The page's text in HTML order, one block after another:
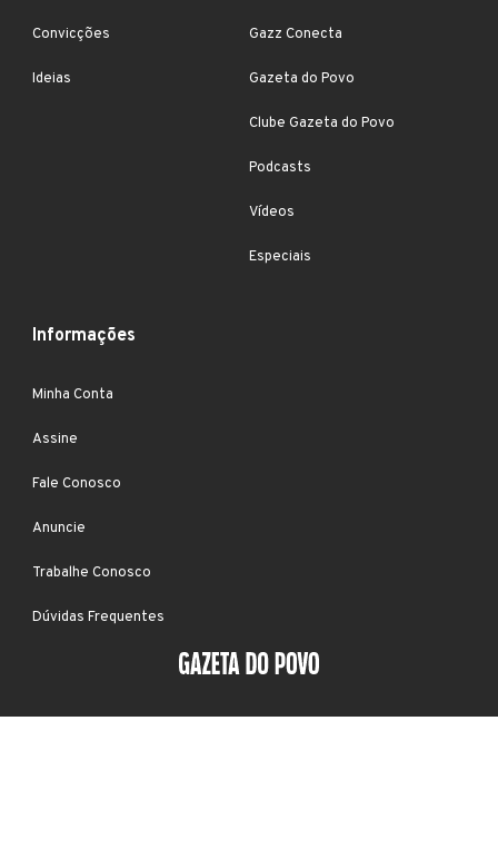
Convicções
Ideias
Gazz Conecta
Gazeta do Povo
Clube Gazeta do Povo
Podcasts
Vídeos
Especiais
Informações
Minha Conta
Assine
Fale Conosco
Anuncie
Trabalhe Conosco
Dúvidas Frequentes